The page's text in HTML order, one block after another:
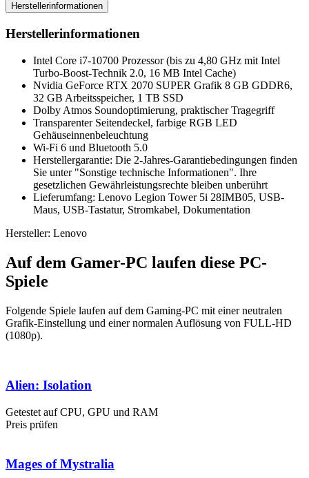
Herstellerinformationen
Herstellerinformationen
Intel Core i7-10700 Prozessor (bis zu 4,80 GHz mit Intel
Turbo-Boost-Technik 2.0, 16 MB Intel Cache)
Nvidia GeForce RTX 2070 SUPER Grafik 8 GB GDDR6,
32 GB Arbeitsspeicher, 1 TB SSD
Dolby Atmos Soundoptimierung, praktischer Tragegriff
Transparenter Seitendeckel, farbige RGB LED
Gehäuseinnenbeleuchtung
Wi-Fi 6 und Bluetooth 5.0
Herstellergarantie: Die 2-Jahres-Garantiebedingungen finden
Sie unter "Sonstige technische Informationen". Ihre
gesetzlichen Gewährleistungsrechte bleiben unberührt
Lieferumfang: Lenovo Legion Tower 5i 28IMB05, USB-
Maus, USB-Tastatur, Stromkabel, Dokumentation
Hersteller: Lenovo
Auf dem Gamer-PC laufen diese PC-
Spiele
Folgende Spiele laufen auf dem Gaming-PC mit einer neutralen
Grafik-Einstellung und einer normalen Auflösung von FULL-HD
(1080p).
Alien: Isolation
Getestet auf CPU, GPU und RAM
Preis prüfen
Mages of Mystralia